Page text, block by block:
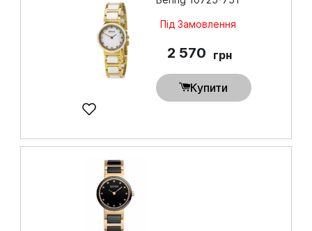
Під Замовлення
2 570 грн
Купити